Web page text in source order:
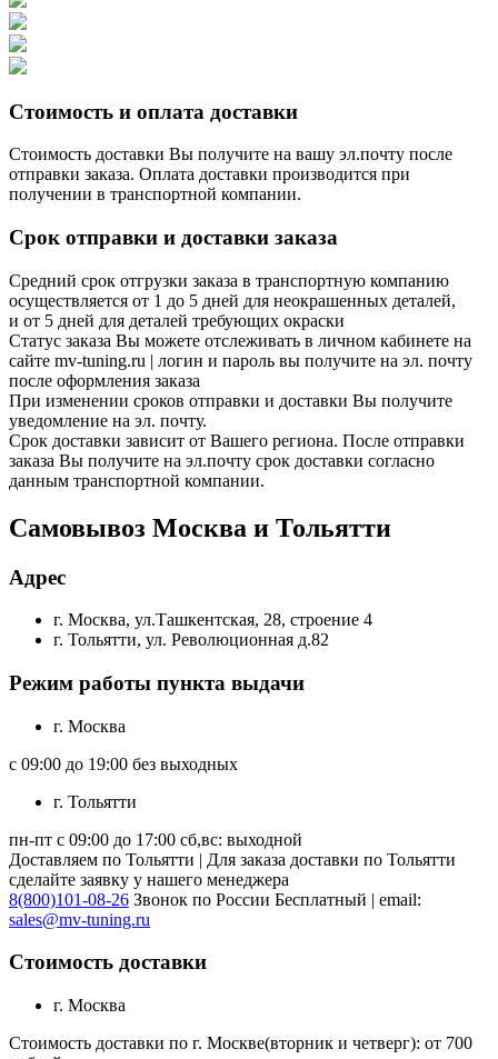
Стоимость и оплата доставки
Стоимость доставки Вы получите на вашу эл.почту после
отправки заказа. Оплата доставки производится при
получении в транспортной компании.
Срок отправки и доставки заказа
Средний срок отгрузки заказа в транспортную компанию
осуществляется от 1 до 5 дней для неокрашенных деталей,
и от 5 дней для деталей требующих окраски
Статус заказа Вы можете отслеживать в личном кабинете на
сайте mv-tuning.ru | логин и пароль вы получите на эл. почту
после оформления заказа
При изменении сроков отправки и доставки Вы получите
уведомление на эл. почту.
Срок доставки зависит от Вашего региона. После отправки
заказа Вы получите на эл.почту срок доставки согласно
данным транспортной компании.
Самовывоз Москва и Тольятти
Адрес
г. Москва, ул.Ташкентская, 28, строение 4
г. Тольятти, ул. Революционная д.82
Режим работы пункта выдачи
г. Москва
с 09:00 до 19:00 без выходных
г. Тольятти
пн-пт с 09:00 до 17:00 сб,вс: выходной
Доставляем по Тольятти | Для заказа доставки по Тольятти
сделайте заявку у нашего менеджера
8(800)101-08-26 Звонок по России Бесплатный | email:
sales@mv-tuning.ru
Стоимость доставки
г. Москва
Стоимость доставки по г. Москве(вторник и четверг): от 700